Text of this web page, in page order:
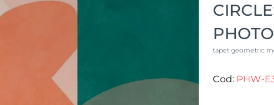
tapet geometric
Cod: PHW-